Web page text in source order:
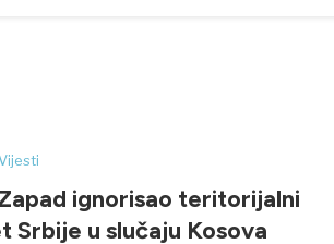
ignorisao teritorijalni
Srbije u slučaju Kosova